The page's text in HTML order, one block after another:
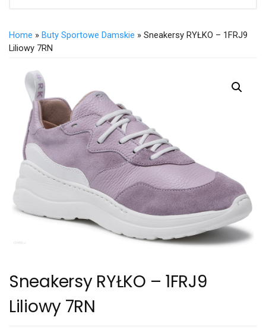
Home » Buty Sportowe Damskie » Sneakersy RYŁKO – 1FRJ9
Liliowy 7RN
Sneakersy RYŁKO – 1FRJ9
Liliowy 7RN